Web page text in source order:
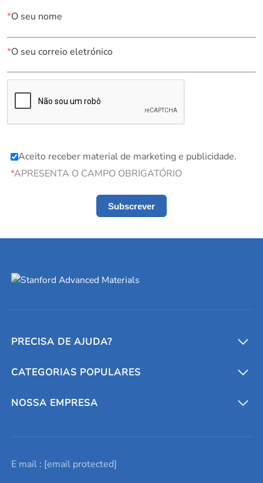
*O seu nome
*O seu correio eletrónico
Aceito receber material de marketing e publicidade.
*APRESENTA O CAMPO OBRIGATÓRIO
Subscrever
PRECISA DE AJUDA?
Conversores e calculadoras
Entre em contato conosco
Lista de consultas
CATEGORIAS POPULARES
Metais refratários
Elementos de terras raras
NOSSA EMPRESA
Promoções atuais
E mail : [email protected]